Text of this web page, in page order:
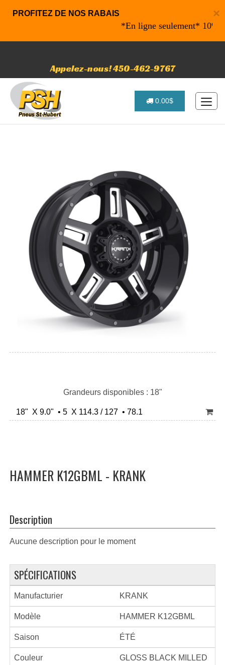
×
PROFITEZ DE NOS RABAIS
*En ligne seulement* 10% de
Appelez-nous! 450-462-9767
0.00$
Grandeurs disponibles : 18"
18" X 9.0" • 5 X 114.3 / 127 • 78.1
HAMMER K12GBML - KRANK
Description
Aucune description pour le moment
SPÉCIFICATIONS
Manufacturier KRANK
Modèle HAMMER K12GBML
Saison ÉTÉ
Couleur GLOSS BLACK MILLED